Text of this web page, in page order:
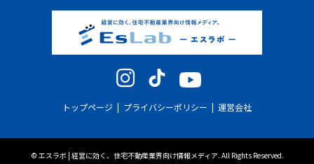
YouTube
トップページ プライバシーポリシー 運営会社
© エスラボ | 経営に効く、住宅不動産業界向け情報メディア. All Rights Reserved.